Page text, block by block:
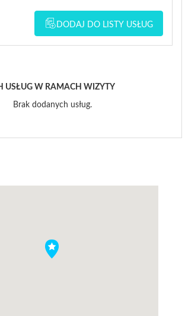
DODAJ DO LISTY USŁUG
USŁUG W RAMACH WIZYTY
Brak dodanych usług.